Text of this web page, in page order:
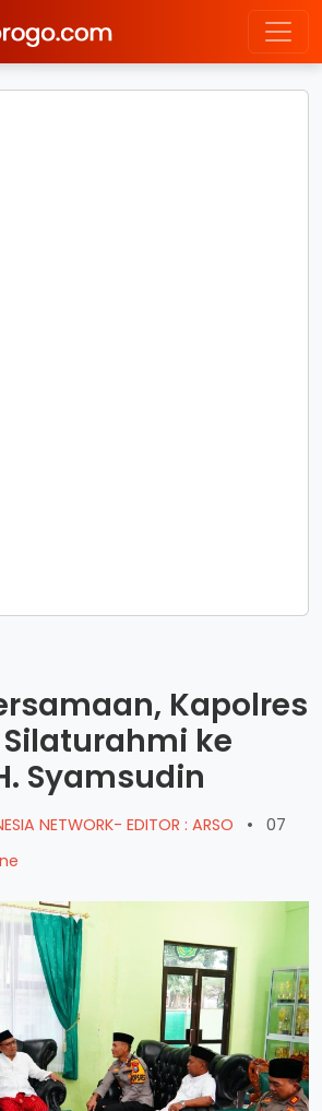
Kapolres
ke
Syamsudin
NETWORK- EDITOR : ARSO •
07